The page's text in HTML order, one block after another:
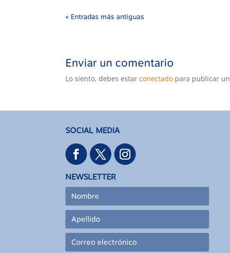
« Entradas más antiguas
Enviar un comentario
Lo siento, debes estarconectado para publicar
SOCIAL MEDIA
NEWSLETTER